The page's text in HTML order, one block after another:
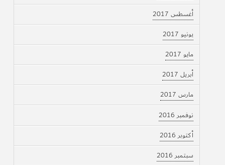
أغسطس 2017
يونيو 2017
مايو 2017
أبريل 2017
مارس 2017
نوفمبر 2016
أكتوبر 2016
سبتمبر 2016